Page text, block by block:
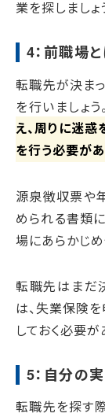
業を探しましょ
4：前職場
転職先が決ま
を行いましょう。
え、周りに迷
を行う必要があ
源泉徴収票や
められる書類
場にあらかじめ
転職先はまだ
は、失業保険
しておく必要が
5：自分の
転職先を探す